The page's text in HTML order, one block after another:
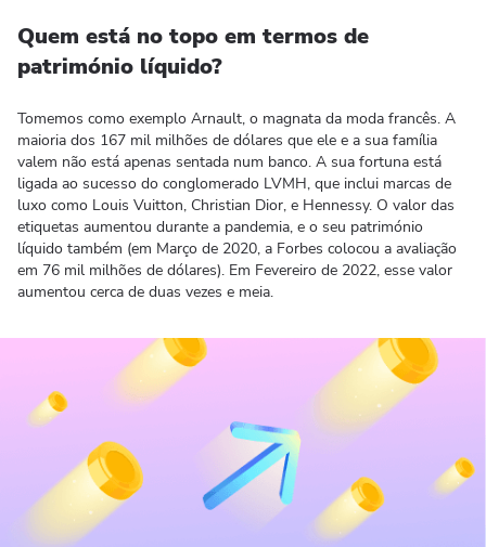
Quem está no topo em termos de
património líquido?
Tomemos como exemplo Arnault, o magnata da moda francês. A
maioria dos 167 mil milhões de dólares que ele e a sua família
valem não está apenas sentada num banco. A sua fortuna está
ligada ao sucesso do conglomerado LVMH, que inclui marcas de
luxo como Louis Vuitton, Christian Dior, e Hennessy. O valor das
etiquetas aumentou durante a pandemia, e o seu património
líquido também (em Março de 2020, a Forbes colocou a avaliação
em 76 mil milhões de dólares). Em Fevereiro de 2022, esse valor
aumentou cerca de duas vezes e meia.